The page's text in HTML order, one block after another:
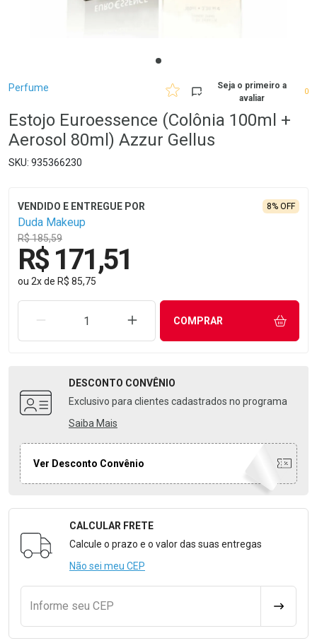
Breadcrumb
Perfume
Seja o primeiro a
avaliar
0
Estojo Euroessence (Colônia 100ml +
Aerosol 80ml) Azzur Gellus
935366230
Duda Makeup
R$ 185,59
8% OFF
R$ 171,51
ou 2xde R$ 85,75
REMOVER UMA UNIDADEAUMENTAR UMA UNIDADE
COMPRAR
DESCONTO CONVÊNIO
Exclusivo para clientes cadastrados no programa
Saiba Mais
Ver Desconto Convênio
Formulário para Calcular o Frete
CALCULAR FRETE
Calcule o prazo e o valor das suas entregas
Não sei meu CEP
Informe seu CEP